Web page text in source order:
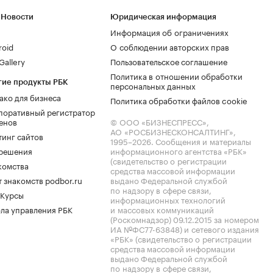
продукты РБК
для бизнеса
регистратор
сайтов
знакомств podbor.ru
управления РБК
Юридическая информация
Информация об ограничениях
О соблюдении авторских прав
Пользовательское соглашение
Политика в отношении обработки
персональных данных
Политика обработки файлов cookie
© ООО «БИЗНЕСПРЕСС»,
АО «РОСБИЗНЕСКОНСАЛТИНГ»,
1995–2026. Сообщения и материалы
информационного агентства «РБК»
(свидетельство о регистрации
средства массовой информации
выдано Федеральной службой
по надзору в сфере связи,
информационных технологий
и массовых коммуникаций
(Роскомнадзор) 09.12.2015 за номером
ИА №ФС77-63848) и сетевого издания
«РБК» (свидетельство о регистрации
средства массовой информации
выдано Федеральной службой
по надзору в сфере связи,